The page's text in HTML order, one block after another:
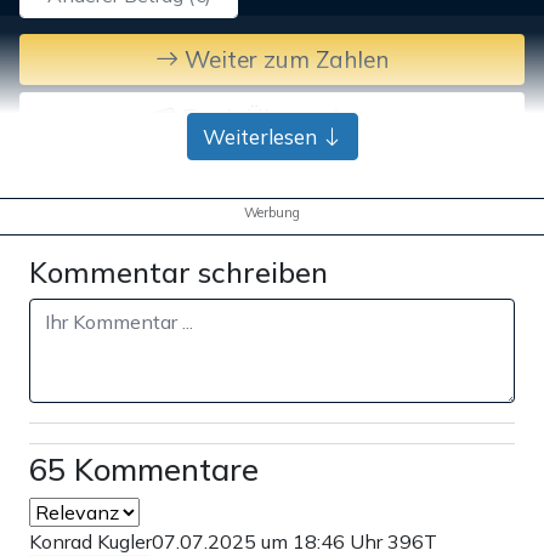
Weiter zum Zahlen
Bank-Überweisung
Weiterlesen
Werbung
Kommentar schreiben
65 Kommentare
Konrad Kugler07.07.2025 um 18:46 Uhr396T